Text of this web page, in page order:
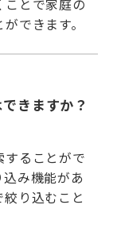
とで家庭の
できます。
きますか？
することがで
み機能があ
り込むこと